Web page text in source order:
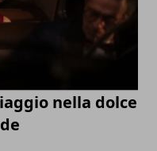
nella dolce